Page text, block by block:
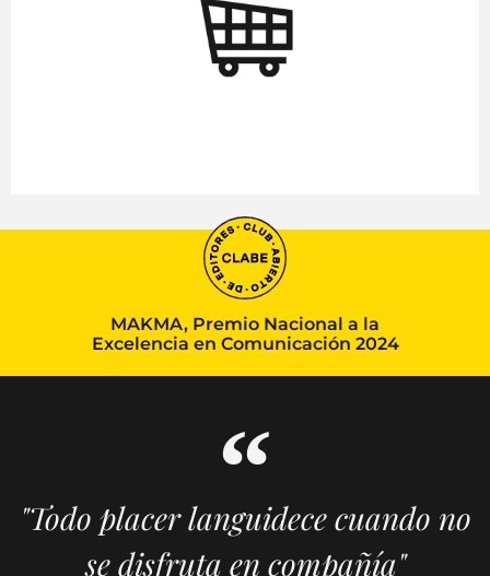
MAKMA, Premio Nacional a la
Excelencia en Comunicación 2024
"Todo placer languidece cuando no
se disfruta en compañía"